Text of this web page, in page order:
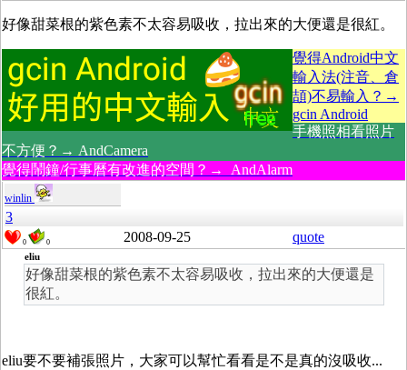
好像甜菜根的紫色素不太容易吸收，拉出來的大便還是很紅。
覺得Android中文
輸入法(注音、倉
頡)不易輸入？→
gcin Android
手機照相看照片
不方便？→ AndCamera
覺得鬧鐘/行事曆有改進的空間？→ AndAlarm
winlin
3
0 0 2008-09-25 quote
eliu
好像甜菜根的紫色素不太容易吸收，拉出來的大便還是
很紅。
eliu要不要補張照片，大家可以幫忙看看是不是真的沒吸收...